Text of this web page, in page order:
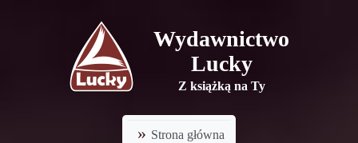
Wydawnictwo
Lucky
Z książką na Ty
Strona główna